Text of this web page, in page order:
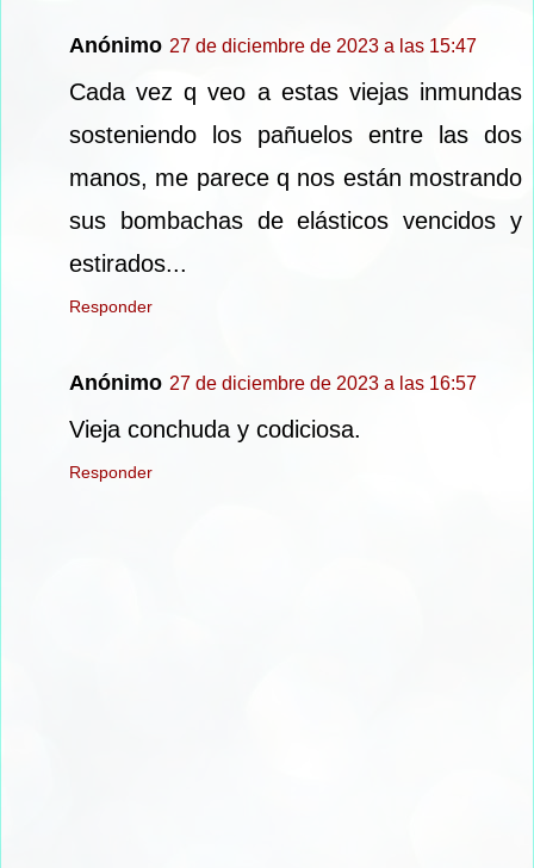
Anónimo 27 de diciembre de 2023 a las 15:47
Cada vez q veo a estas viejas inmundas
sosteniendo los pañuelos entre las dos
manos, me parece q nos están mostrando
sus bombachas de elásticos vencidos y
estirados...
Responder
Anónimo 27 de diciembre de 2023 a las 16:57
Vieja conchuda y codiciosa.
Responder